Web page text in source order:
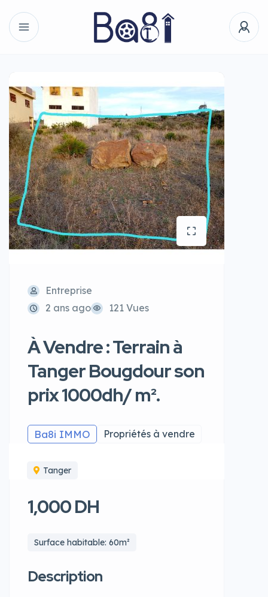
Entreprise
2 ans ago
121 Vues
À Vendre : Terrain à
Tanger Bougdour son
prix 1000dh/ m².
Ba8i IMMO Propriétés à vendre
Tanger
1,000 DH
Surface habitable: 60m²
Description